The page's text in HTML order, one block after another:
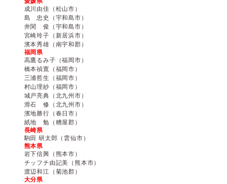
成川由佳（松山市）
島 忠史（宇和島市）
井関 俊（宇和島市）
宮崎玲子（新居浜市）
濱本秀雄（南宇和郡）
福岡県
高鷹るみ子（福岡市）
橋本禎寛（福岡市）
三浦哲生（福岡市）
村山理紗（福岡市）
城戸亮典（北九州市）
滑石 修（北九州市）
濱地勝行（春日市）
紙地 勉（糟屋郡）
長崎県
駒田 研太郎（雲仙市）
熊本県
岩下信興（熊本市）
チッフチ由記美（熊本市）
渡辺和江（菊池郡）
大分県